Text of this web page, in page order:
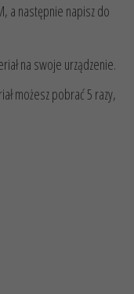
a następnie napisz do
na swoje urządzenie.
możesz pobrać 5 razy,